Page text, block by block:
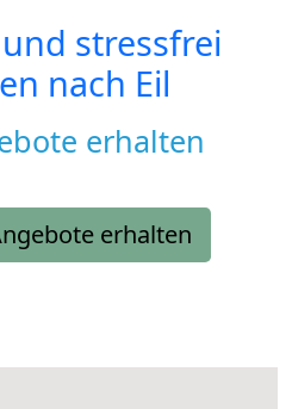
stressfrei
nach Eil
erhalten
erhalten